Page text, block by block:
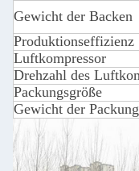
Gewicht der Backen
Produktionseffizienz
Luftkompressor
Drehzahl des
Packungsgröße
Gewicht der Packung